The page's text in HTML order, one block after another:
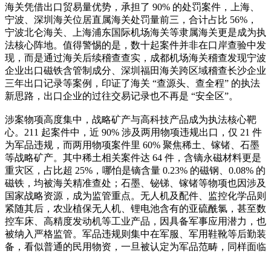
海关凭借出口贸易量优势，承担了 90% 的处罚案件，上海、
宁波、深圳海关位居直属海关处罚量前三，合计占比 56%，
宁波北仑海关、上海浦东国际机场海关等隶属海关更是成为执
法核心阵地。值得警惕的是，数十起案件并非在口岸查验中发
现，而是通过海关后续稽查查实，成都机场海关稽查发现宁波
企业出口磁铁含管制成分、深圳福田海关跨区域稽查长沙企业
三年出口记录等案例，印证了海关 “查源头、查全程” 的执法
新思路，出口企业的过往交易记录也不再是 “安全区”。
涉案物项高度集中 ，战略矿产与高科技产品成为执法核心靶
心。211 起案件中，近 90% 涉及两用物项违规出口，仅 21 件
为军品违规，而两用物项案件里 60% 聚焦稀土、镓锗、石墨
等战略矿产。其中稀土相关案件达 64 件，含镝永磁材料更是
重灾区，占比超 25%，哪怕是镝含量 0.23% 的磁钢、0.08% 的
磁铁，均被海关精准查处；石墨、铋锑、镓锗等物项也因涉及
国家战略资源，成为监管重点。无人机及配件、监控化学品则
紧随其后，农业植保无人机、锂电池含有的亚硫酰氯，甚至数
控车床、高精度发动机等工业产品，因具备军事应用潜力，也
被纳入严格监管。军品违规则集中在军服、军用鞋靴等后勤装
备，看似普通的民用物资，一旦被认定为军品范畴，同样面临